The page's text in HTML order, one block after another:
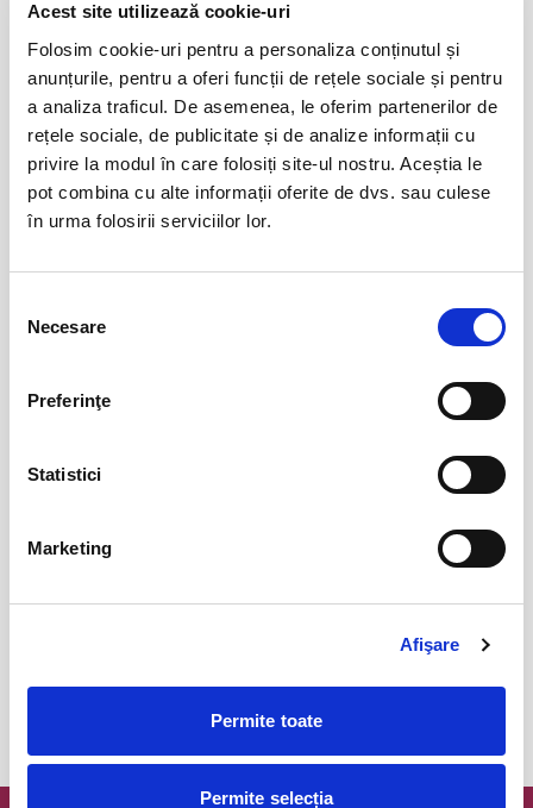
Acest site utilizează cookie-uri
Folosim cookie-uri pentru a personaliza conținutul și
anunțurile, pentru a oferi funcții de rețele sociale și pentru
a analiza traficul. De asemenea, le oferim partenerilor de
rețele sociale, de publicitate și de analize informații cu
privire la modul în care folosiți site-ul nostru. Aceștia le
pot combina cu alte informații oferite de dvs. sau culese
în urma folosirii serviciilor lor.
consimțământului
Necesare
Preferinţe
Statistici
Marketing
Afişare
Permite toate
Permite selecția
BILETE
Abonamente FC Bacau 03
iul
Parking FC Вacau 04
iul